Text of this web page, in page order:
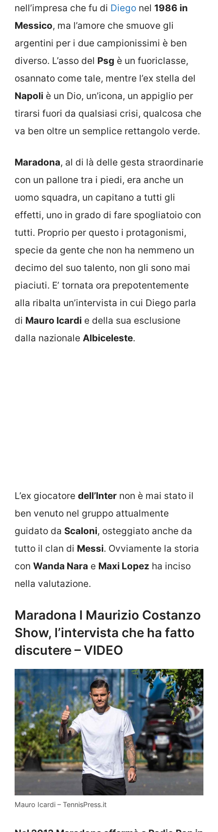
nell’impresa che fu di Diego nel 1986 in
Messico, ma l’amore che smuove gli
argentini per i due campionissimi è ben
diverso. L’asso del Psg è un fuoriclasse,
osannato come tale, mentre l’ex stella del
Napoli è un Dio, un’icona, un appiglio per
tirarsi fuori da qualsiasi crisi, qualcosa che
va ben oltre un semplice rettangolo verde.
Maradona, al di là delle gesta straordinarie
con un pallone tra i piedi, era anche un
uomo squadra, un capitano a tutti gli
effetti, uno in grado di fare spogliatoio con
tutti. Proprio per questo i protagonismi,
specie da gente che non ha nemmeno un
decimo del suo talento, non gli sono mai
piaciuti. E’ tornata ora prepotentemente
alla ribalta un’intervista in cui Diego parla
di Mauro Icardi e della sua esclusione
dalla nazionale Albiceleste.
L’ex giocatore dell’Inter non è mai stato il
ben venuto nel gruppo attualmente
guidato da Scaloni, osteggiato anche da
tutto il clan di Messi. Ovviamente la storia
con Wanda Nara e Maxi Lopez ha inciso
nella valutazione.
Maradona l Maurizio Costanzo
Show, l’intervista che ha fatto
discutere – VIDEO
Mauro Icardi – TennisPress.it